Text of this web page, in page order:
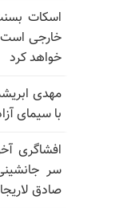
اسکات
خارجی
خواهد کرد
مهدی
با سیمای
افشاگری
سر
صادق